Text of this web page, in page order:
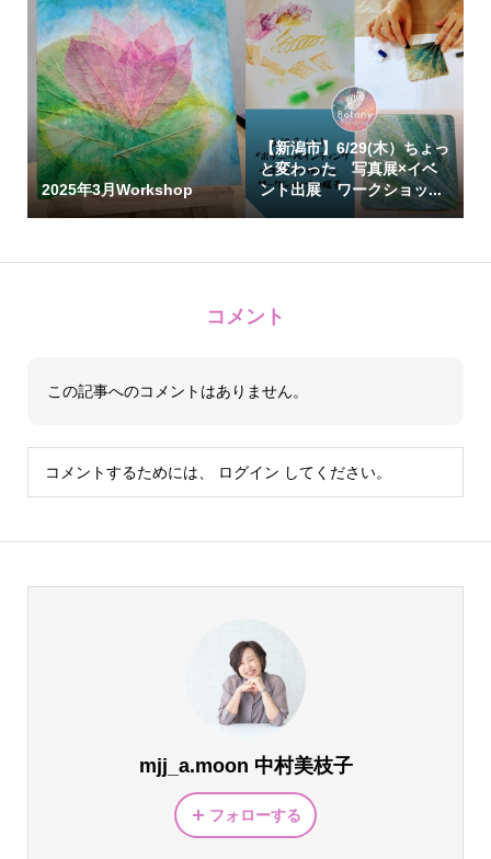
2025年3月Workshop
【新潟市】6/29(木）ちょっ
と変わった 写真展×イベ
ント出展 ワークショッ...
コメント
この記事へのコメントはありません。
コメントするためには、 ログイン してください。
mjj_a.moon 中村美枝子
フォローする